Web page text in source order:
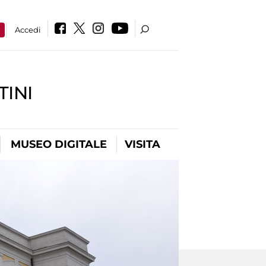
Accedi
MUSEO DIGITALE VISITA